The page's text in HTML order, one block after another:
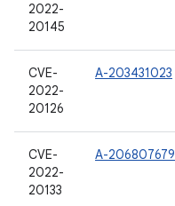
2022-
20145
CVE-
2022-
20126
А-203431023
CVE-
2022-
20133
А-206807679